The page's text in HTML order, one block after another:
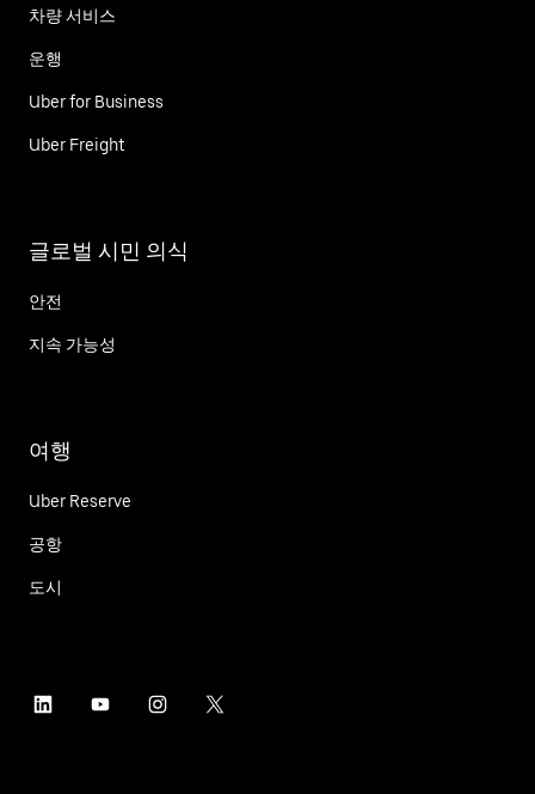
차량 서비스
운행
Uber for Business
Uber Freight
글로벌 시민 의식
안전
지속 가능성
여행
Uber Reserve
공항
도시